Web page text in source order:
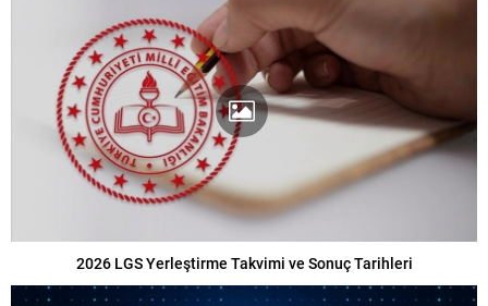
2026 LGS Yerleştirme Takvimi ve Sonuç Tarihleri